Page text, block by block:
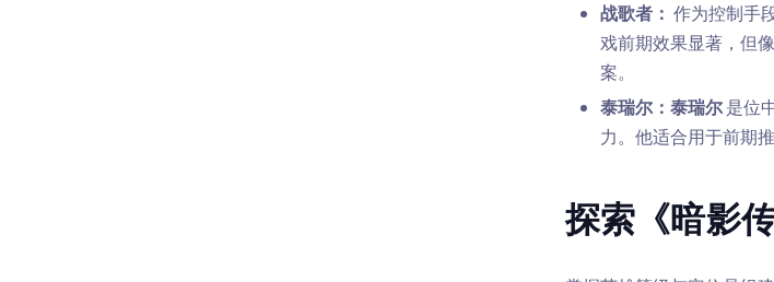
战歌者： 作为控制手
戏前期效果显著，但
案。
泰瑞尔：泰瑞尔是位
力。他适合用于前期
探索《暗影